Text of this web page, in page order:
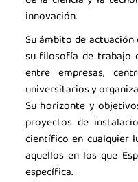
innovación.
Su ámbito de
su filosofía de trabajo
entre empresas,
universitarios y
Su horizonte y
proyectos de
científico en cualquier
aquellos en los que
específica.